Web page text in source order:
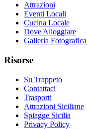
Attrazioni
Eventi Locali
Cucina Locale
Dove Alloggiare
Galleria Fotografica
Risorse
Su Trappeto
Contattaci
Trasporti
Attrazioni Siciliane
Spiagge Sicilia
Privacy Policy